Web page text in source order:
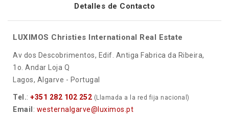
Detalles de Contacto
LUXIMOS Christies International Real Estate
Av dos Descobrimentos, Edif. Antiga Fabrica da Ribeira,
1o. Andar Loja Q
Lagos, Algarve - Portugal
Tel.: +351 282 102 252 (Llamada a la red fija nacional)
Email : westernalgarve@luximos.pt